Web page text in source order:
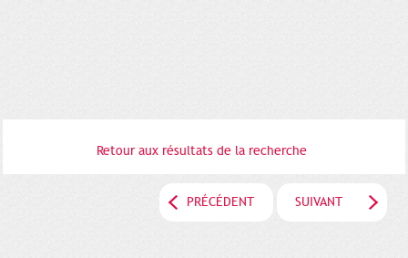
Retour aux résultats de la recherche
PRÉCÉDENT SUIVANT